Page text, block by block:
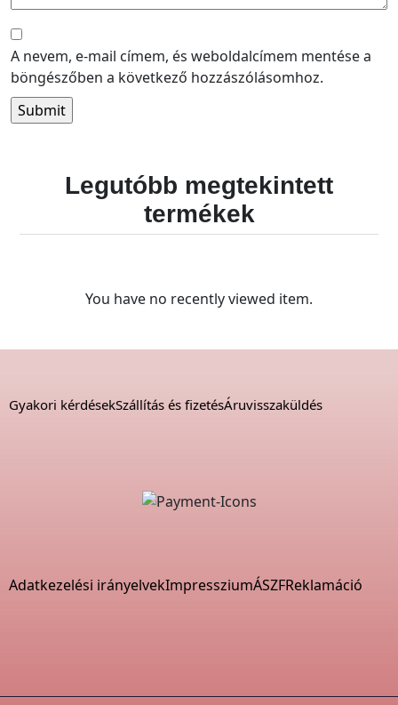
A nevem, e-mail címem, és weboldalcímem mentése a
böngészőben a következő hozzászólásomhoz.
Legutóbb megtekintett
termékek
You have no recently viewed item.
Gyakori kérdésekSzállítás és fizetésÁruvisszaküldés
Adatkezelési irányelvekImpressziumÁSZFReklamáció